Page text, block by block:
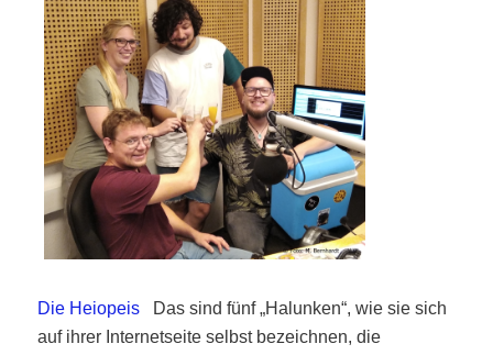
Die Heiopeis Das sind fünf „Halunken“, wie sie sich
auf ihrer Internetseite selbst bezeichnen, die